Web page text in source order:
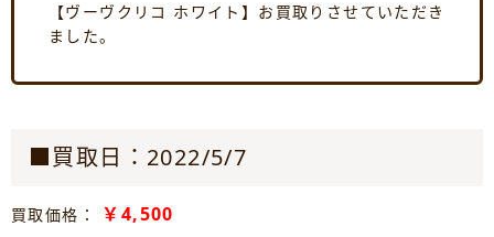
【ヴーヴクリコ ホワイト】お買取りさせていただき
ました。
■買取日：2022/5/7
買取価格： ￥4,500